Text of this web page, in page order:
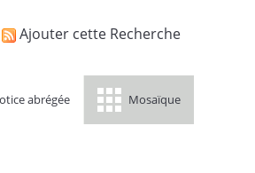
Ajouter cette Recherche
abrégée Mosaïque